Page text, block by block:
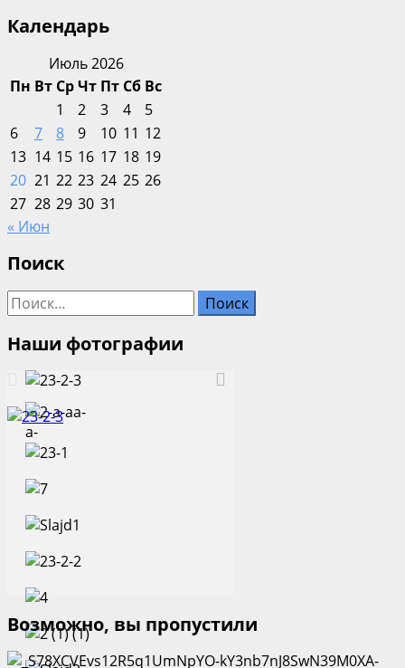
Календарь
Июль 2026
Пн Вт СрЧт Пт Сб Вс
1
2 3 4
5
6
7 8 9 10 11 12
13 14 15 16 17 18 19
20 21 22 23 24 25 26
27 28 29 30 31
« Июн
Поиск
Найти:
Наши фотографии
Возможно, вы пропустили